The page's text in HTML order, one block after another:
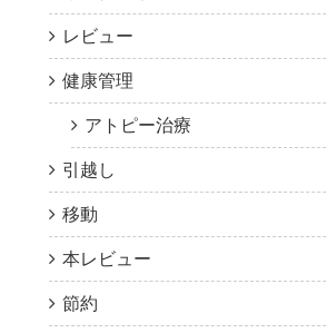
レビュー
健康管理
アトピー治療
引越し
移動
本レビュー
節約